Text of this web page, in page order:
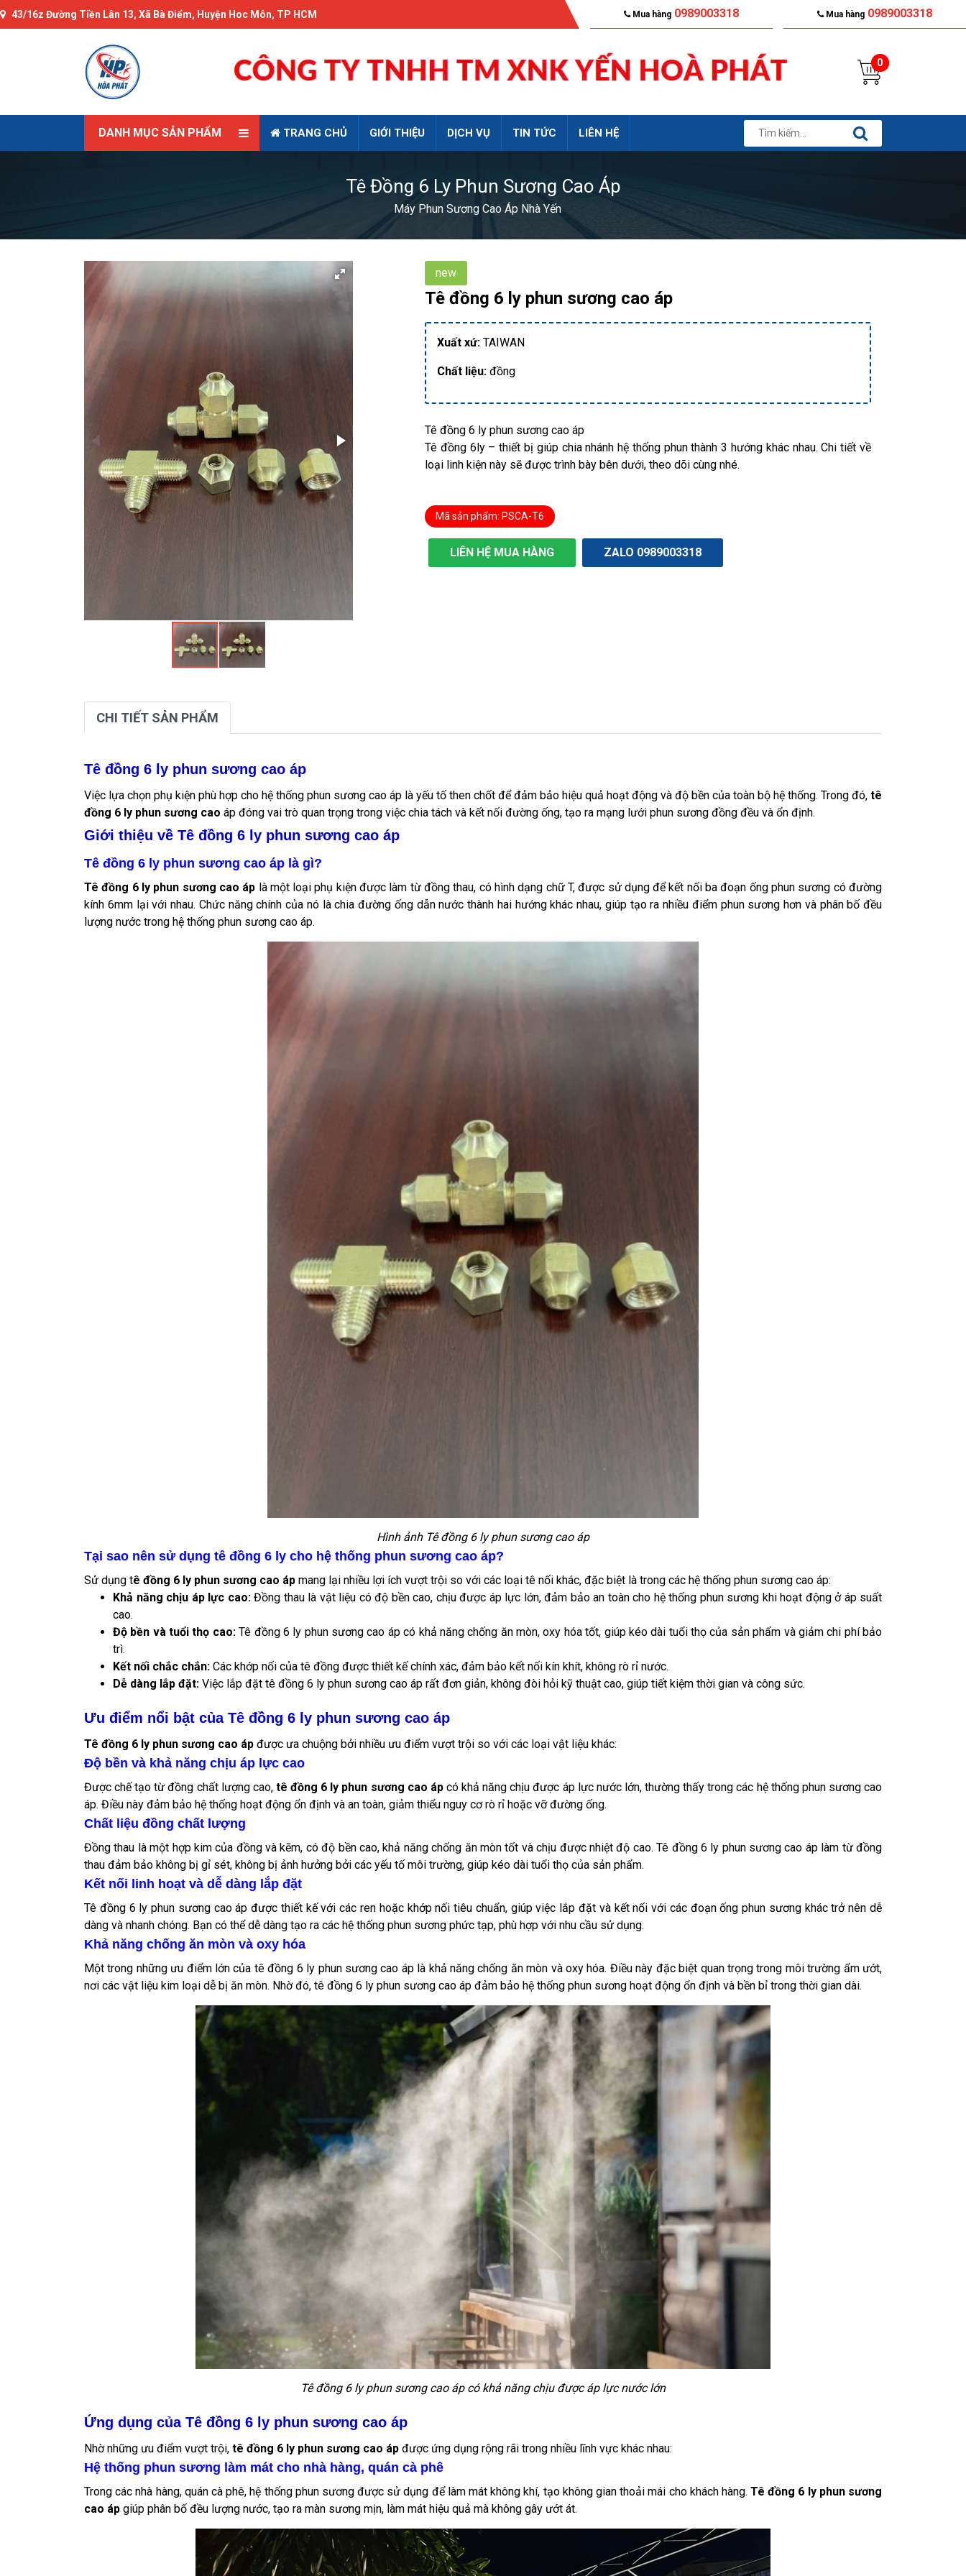
43/16z Đường Tiền Lân 13, Xã Bà Điểm, Huyện Hoc Môn, TP HCM Mua hàng0989003318 Mua hàng0989003318
0
DANH MỤC SẢN PHẨM TRANG CHỦ GIỚI THIỆU DỊCH VỤ TIN TỨC LIÊN HỆ
Tê Đồng 6 Ly Phun Sương Cao Áp
Máy Phun Sương Cao Áp Nhà Yến
new
Tê đồng 6 ly phun sương cao áp
Xuất xứ: TAIWAN
Chất liệu: đồng
Tê đồng 6 ly phun sương cao áp
Tê đồng 6ly – thiết bị giúp chia nhánh hệ thống phun thành 3 hướng khác nhau. Chi tiết về
loại linh kiện này sẽ được trình bày bên dưới, theo dõi cùng nhé.
Mã sản phẩm: PSCA-T6
LIÊN HỆ MUA HÀNG ZALO 0989003318
CHI TIẾT SẢN PHẨM
Tê đồng 6 ly phun sương cao áp
Việc lựa chọn phụ kiện phù hợp cho hệ thống phun sương cao áp là yếu tố then chốt để đảm bảo hiệu quả hoạt động và độ bền của toàn bộ hệ thống. Trong đó, tê
đồng 6 ly phun sương cao áp đóng vai trò quan trọng trong việc chia tách và kết nối đường ống, tạo ra mạng lưới phun sương đồng đều và ổn định.
Giới thiệu về Tê đồng 6 ly phun sương cao áp
Tê đồng 6 ly phun sương cao áp là gì?
Tê đồng 6 ly phun sương cao áp là một loại phụ kiện được làm từ đồng thau, có hình dạng chữ T, được sử dụng để kết nối ba đoạn ống phun sương có đường
kính 6mm lại với nhau. Chức năng chính của nó là chia đường ống dẫn nước thành hai hướng khác nhau, giúp tạo ra nhiều điểm phun sương hơn và phân bố đều
lượng nước trong hệ thống phun sương cao áp.
Hình ảnh Tê đồng 6 ly phun sương cao áp
Tại sao nên sử dụng tê đồng 6 ly cho hệ thống phun sương cao áp?
Sử dụng tê đồng 6 ly phun sương cao áp mang lại nhiều lợi ích vượt trội so với các loại tê nối khác, đặc biệt là trong các hệ thống phun sương cao áp:
Khả năng chịu áp lực cao:Đồng thau là vật liệu có độ bền cao, chịu được áp lực lớn, đảm bảo an toàn cho hệ thống phun sương khi hoạt động ở áp suất
cao.
Độ bền và tuổi thọ cao:Tê đồng 6 ly phun sương cao áp có khả năng chống ăn mòn, oxy hóa tốt, giúp kéo dài tuổi thọ của sản phẩm và giảm chi phí bảo
trì.
Kết nối chắc chắn: Các khớp nối của tê đồng được thiết kế chính xác, đảm bảo kết nối kín khít, không rò rỉ nước.
Dễ dàng lắp đặt: Việc lắp đặt tê đồng 6 ly phun sương cao áp rất đơn giản, không đòi hỏi kỹ thuật cao, giúp tiết kiệm thời gian và công sức.
Ưu điểm nổi bật của Tê đồng 6 ly phun sương cao áp
Tê đồng 6 ly phun sương cao áp được ưa chuộng bởi nhiều ưu điểm vượt trội so với các loại vật liệu khác:
Độ bền và khả năng chịu áp lực cao
Được chế tạo từ đồng chất lượng cao,tê đồng 6 ly phun sương cao ápcó khả năng chịu được áp lực nước lớn, thường thấy trong các hệ thống phun sương cao
áp. Điều này đảm bảo hệ thống hoạt động ổn định và an toàn, giảm thiểu nguy cơ rò rỉ hoặc vỡ đường ống.
Chất liệu đồng chất lượng
Đồng thau là một hợp kim của đồng và kẽm, có độ bền cao, khả năng chống ăn mòn tốt và chịu được nhiệt độ cao. Tê đồng 6 ly phun sương cao áp làm từ đồng
thau đảm bảo không bị gỉ sét, không bị ảnh hưởng bởi các yếu tố môi trường, giúp kéo dài tuổi thọ của sản phẩm.
Kết nối linh hoạt và dễ dàng lắp đặt
Tê đồng 6 ly phun sương cao áp được thiết kế với các ren hoặc khớp nối tiêu chuẩn, giúp việc lắp đặt và kết nối với các đoạn ống phun sương khác trở nên dễ
dàng và nhanh chóng. Bạn có thể dễ dàng tạo ra các hệ thống phun sương phức tạp, phù hợp với nhu cầu sử dụng.
Khả năng chống ăn mòn và oxy hóa
Một trong những ưu điểm lớn của tê đồng 6 ly phun sương cao áp là khả năng chống ăn mòn và oxy hóa. Điều này đặc biệt quan trọng trong môi trường ẩm ướt,
nơi các vật liệu kim loại dễ bị ăn mòn. Nhờ đó, tê đồng 6 ly phun sương cao áp đảm bảo hệ thống phun sương hoạt động ổn định và bền bỉ trong thời gian dài.
Tê đồng 6 ly phun sương cao áp có khả năng chịu được áp lực nước lớn
Ứng dụng của Tê đồng 6 ly phun sương cao áp
Nhờ những ưu điểm vượt trội, tê đồng 6 ly phun sương cao áp được ứng dụng rộng rãi trong nhiều lĩnh vực khác nhau:
Hệ thống phun sương làm mát cho nhà hàng, quán cà phê
Trong các nhà hàng, quán cà phê, hệ thống phun sương được sử dụng để làm mát không khí, tạo không gian thoải mái cho khách hàng.Tê đồng 6 ly phun sương
cao áp giúp phân bố đều lượng nước, tạo ra màn sương mịn, làm mát hiệu quả mà không gây ướt át.